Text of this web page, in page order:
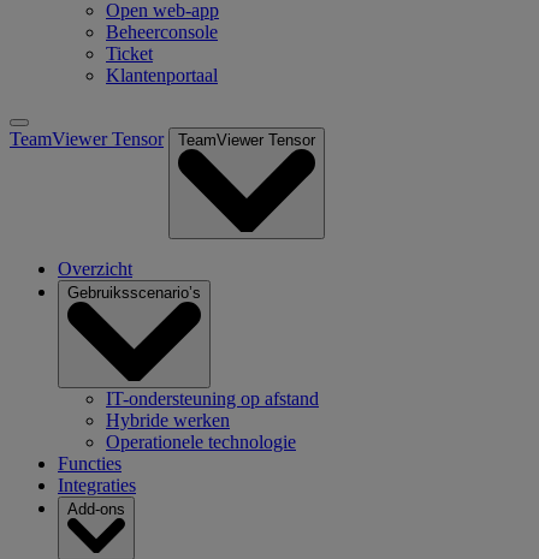
Open web-app
Beheerconsole
Ticket
Klantenportaal
TeamViewer Tensor TeamViewer Tensor
Overzicht
Gebruiksscenario’s
IT-ondersteuning op afstand
Hybride werken
Operationele technologie
Functies
Integraties
Add-ons